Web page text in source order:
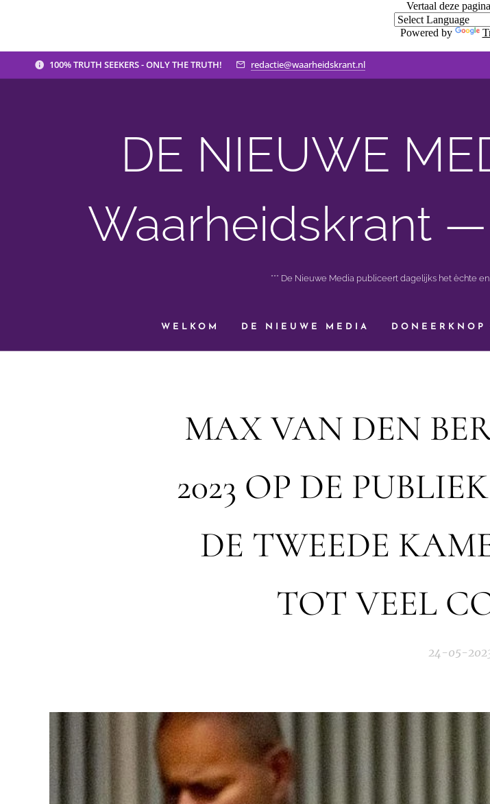
Vertaal deze
Powered by
100% TRUTH SEEKERS - ONLY THE TRUTH! redactie@waarheidskrant.nl
DE NIEUWE
Waarheidskrant —
*** De Nieuwe Media publiceert dagelijks het èchte
WELKOM DE NIEUWE MEDIA DONEERKNOP
MAX VAN DEN
2023 OP DE
DE TWEEDE
TOT VEEL
24-05-